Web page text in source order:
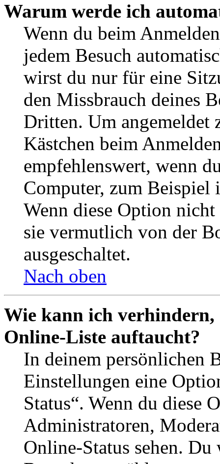
Warum werde ich
Wenn du beim
jedem Besuch
wirst du nur für eine
den Missbrauch deines
Dritten. Um angemeldet
Kästchen beim
empfehlenswert, wenn
Computer, zum Beispiel
Wenn diese Option
sie vermutlich von der
ausgeschaltet.
Nach oben
Wie kann ich verhindern,
Online-Liste auftaucht?
In deinem persönlichen
Einstellungen eine
Status“. Wenn du diese
Administratoren,
Online-Status sehen.